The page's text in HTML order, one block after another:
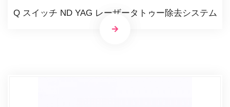
Q スイッチ ND YAG レーザータトゥー除去システム